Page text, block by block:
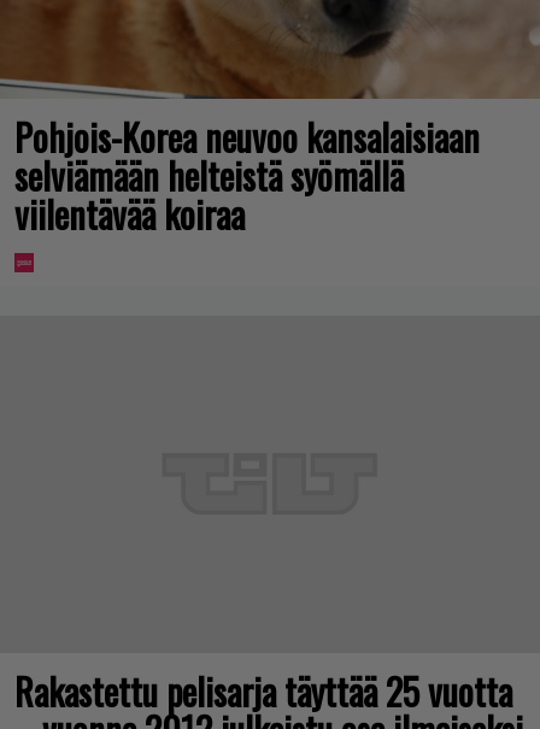
Pohjois-Korea neuvoo kansalaisiaan
selviämään helteistä syömällä
viilentävää koiraa
Rakastettu pelisarja täyttää 25 vuotta